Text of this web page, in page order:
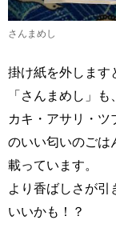
さんまめし
掛け紙を外します
「さんまめし」
カキ・アサリ・ツ
のいい匂いのごは
載っています。
より香ばしさが
いいかも！？